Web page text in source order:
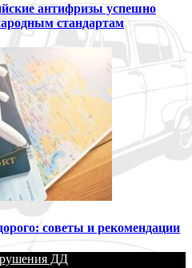
антифризы успешно
стандартам
советы и рекомендации
ДД